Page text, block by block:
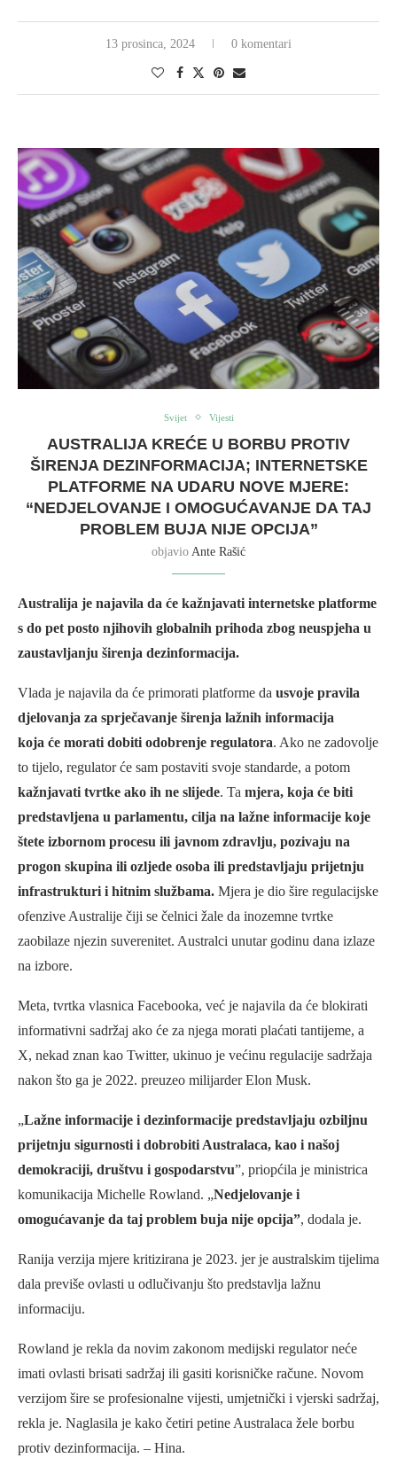
13 prosinca, 2024 0 komentari
Svijet Vijesti
AUSTRALIJA KREĆE U BORBU PROTIV
ŠIRENJA DEZINFORMACIJA; INTERNETSKE
PLATFORME NA UDARU NOVE MJERE:
“NEDJELOVANJE I OMOGUĆAVANJE DA TAJ
PROBLEM BUJA NIJE OPCIJA”
objavio Ante Rašić
Australija je najavila da će kažnjavati internetske platforme
s do pet posto njihovih globalnih prihoda zbog neuspjeha u
zaustavljanju širenja dezinformacija.
Vlada je najavila da će primorati platforme da usvoje pravila
djelovanja za sprječavanje širenja lažnih informacija
koja će morati dobiti odobrenje regulatora. Ako ne zadovolje
to tijelo, regulator će sam postaviti svoje standarde, a potom
kažnjavati tvrtke ako ih ne slijede. Ta mjera, koja će biti
predstavljena u parlamentu, cilja na lažne informacije koje
štete izbornom procesu ili javnom zdravlju, pozivaju na
progon skupina ili ozljede osoba ili predstavljaju prijetnju
infrastrukturi i hitnim službama. Mjera je dio šire regulacijske
ofenzive Australije čiji se čelnici žale da inozemne tvrtke
zaobilaze njezin suverenitet. Australci unutar godinu dana izlaze
na izbore.
Meta, tvrtka vlasnica Facebooka, već je najavila da će blokirati
informativni sadržaj ako će za njega morati plaćati tantijeme, a
X, nekad znan kao Twitter, ukinuo je većinu regulacije sadržaja
nakon što ga je 2022. preuzeo milijarder Elon Musk.
„Lažne informacije i dezinformacije predstavljaju ozbiljnu
prijetnju sigurnosti i dobrobiti Australaca, kao i našoj
demokraciji, društvu i gospodarstvu”, priopćila je ministrica
komunikacija Michelle Rowland. „Nedjelovanje i
omogućavanje da taj problem buja nije opcija”, dodala je.
Ranija verzija mjere kritizirana je 2023. jer je australskim tijelima
dala previše ovlasti u odlučivanju što predstavlja lažnu
informaciju.
Rowland je rekla da novim zakonom medijski regulator neće
imati ovlasti brisati sadržaj ili gasiti korisničke račune. Novom
verzijom šire se profesionalne vijesti, umjetnički i vjerski sadržaj,
rekla je. Naglasila je kako četiri petine Australaca žele borbu
protiv dezinformacija. – Hina.